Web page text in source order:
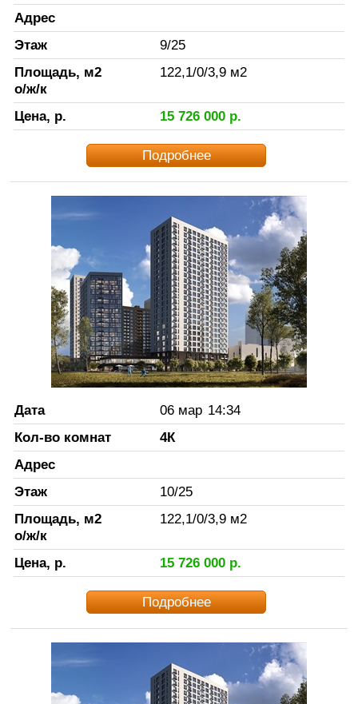
Адрес
Этаж
9/25
Площадь, м2
о/ж/к
122,1/0/3,9 м2
Цена, р. 15 726 000р.
Подробнее
Дата 06 мар 14:34
Кол-во комнат
4К
Адрес
Этаж
10/25
Площадь, м2
о/ж/к
122,1/0/3,9 м2
Цена, р. 15 726 000р.
Подробнее